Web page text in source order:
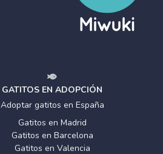
GATITOS EN ADOPCIÓN
Adoptar gatitos en España
Gatitos en Madrid
Gatitos en Barcelona
Gatitos en Valencia